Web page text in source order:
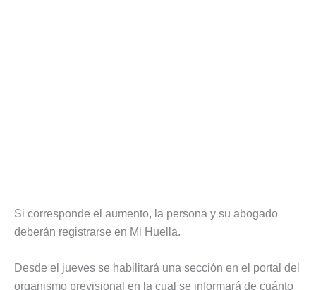
Si corresponde el aumento, la persona y su abogado
deberán registrarse en Mi Huella.
Desde el jueves se habilitará una sección en el portal del
organismo previsional en la cual se informará de cuánto